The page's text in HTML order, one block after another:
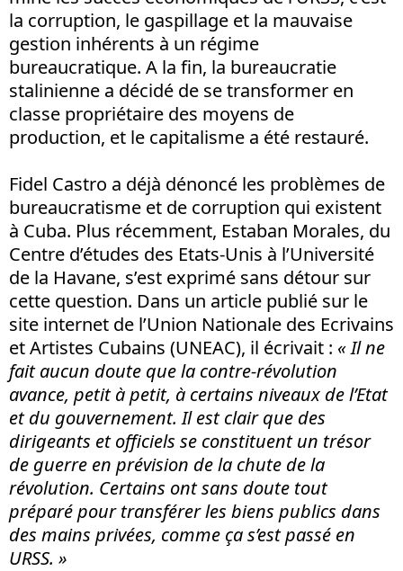
la corruption, le gaspillage et la mauvaise
gestion inhérents à un régime
bureaucratique. A la fin, la bureaucratie
stalinienne a décidé de se transformer en
classe propriétaire des moyens de
production, et le capitalisme a été restauré.
Fidel Castro a déjà dénoncé les problèmes de
bureaucratisme et de corruption qui existent
à Cuba. Plus récemment, Estaban Morales, du
Centre d’études des Etats-Unis à l’Université
de la Havane, s’est exprimé sans détour sur
cette question. Dans un article publié sur le
site internet de l’Union Nationale des Ecrivains
et Artistes Cubains (UNEAC), il écrivait : « Il ne
fait aucun doute que la contre-révolution
avance, petit à petit, à certains niveaux de l’Etat
et du gouvernement. Il est clair que des
dirigeants et officiels se constituent un trésor
de guerre en prévision de la chute de la
révolution. Certains ont sans doute tout
préparé pour transférer les biens publics dans
des mains privées, comme ça s’est passé en
URSS. »